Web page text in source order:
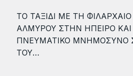
ΤΟ ΤΑΞΙΔΙ ΜΕ ΤΗ ΦΙΛΑΡΧΑΙΟ
ΑΛΜΥΡΟΥ ΣΤΗΝ ΗΠΕΙΡΟ
ΠΝΕΥΜΑΤΙΚΟ
ΤΟΥ…